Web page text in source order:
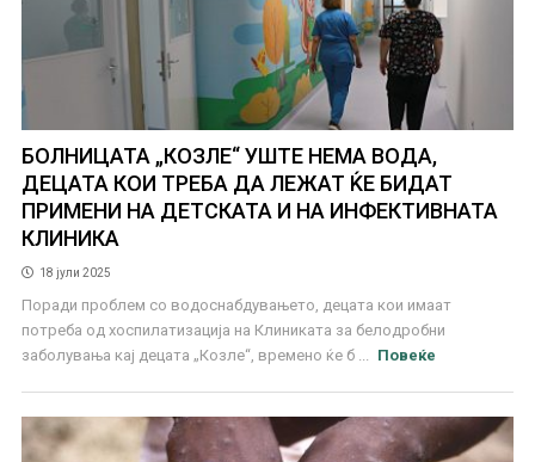
БОЛНИЦАТА „КОЗЛЕ“ УШТЕ НЕМА ВОДА,
ДЕЦАТА КОИ ТРЕБА ДА ЛЕЖАТ ЌЕ БИДАТ
ПРИМЕНИ НА ДЕТСКАТА И НА ИНФЕКТИВНАТА
КЛИНИКА
18 јули 2025
Поради проблем со водоснабдувањето, децата кои имаат
потреба од хоспилатизација на Клиниката за белодробни
заболувања кај децата „Козле“, времено ќе б ...
Повеќе